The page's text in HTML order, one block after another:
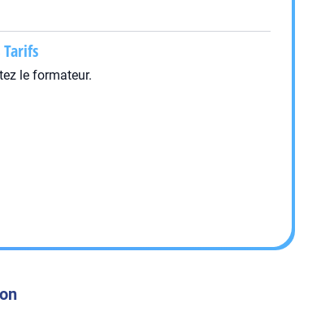
le formateur.